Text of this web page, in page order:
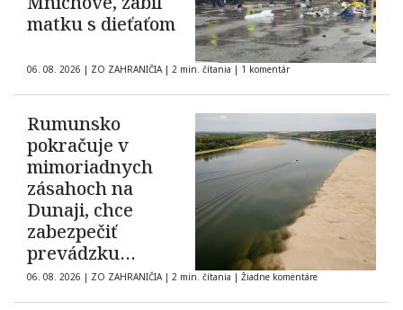
matku s dieťaťom
06. 08. 2026 | ZO ZAHRANIČIA | 2 min. čítania | 1 komentár
Rumunsko
pokračuje v
mimoriadnych
zásahoch na
Dunaji, chce
zabezpečiť
prevádzku
elektrárne
Cernavodă
06. 08. 2026 | ZO ZAHRANIČIA | 2 min. čítania | Žiadne komentáre